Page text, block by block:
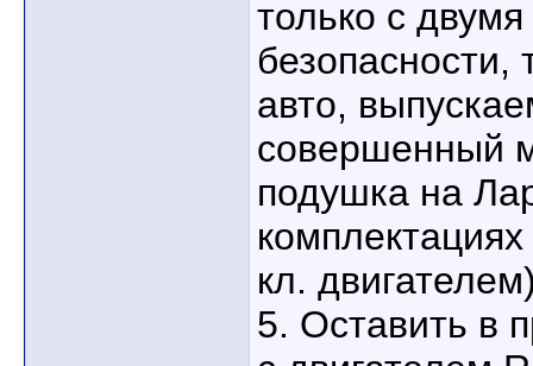
только с
безопасности,
авто,
совершенный
подушка на
кл.
5. Оставить в